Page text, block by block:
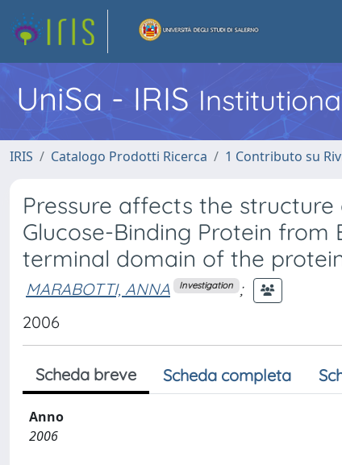
UniSa - IRIS
IRIS Catalogo Prodotti Ricerca 1 Contributo su
Pressure affects the
Glucose-Binding Protein
terminal domain of the
MARABOTTI, ANNA Investigation ;
2006
Scheda breve Scheda completa
Anno
2006